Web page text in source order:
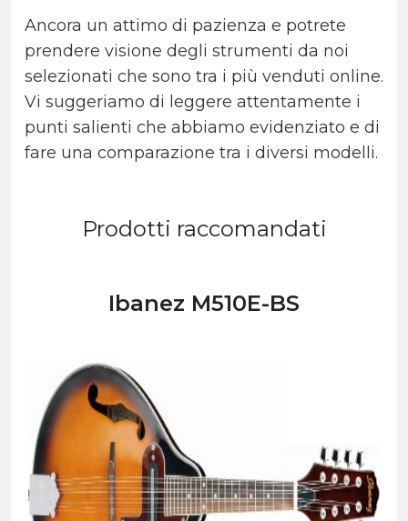
Ancora un attimo di pazienza e potrete
prendere visione degli strumenti da noi
selezionati che sono tra i più venduti online.
Vi suggeriamo di leggere attentamente i
punti salienti che abbiamo evidenziato e di
fare una comparazione tra i diversi modelli.
Prodotti raccomandati
Ibanez M510E-BS